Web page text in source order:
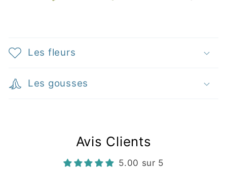
d
c
Les fleurs
Les gousses
Avis Clients
5.00 sur 5